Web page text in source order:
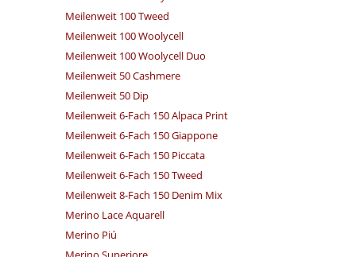
Meilenweit 100 Tweed
Meilenweit 100 Woolycell
Meilenweit 100 Woolycell Duo
Meilenweit 50 Cashmere
Meilenweit 50 Dip
Meilenweit 6-Fach 150 Alpaca Print
Meilenweit 6-Fach 150 Giappone
Meilenweit 6-Fach 150 Piccata
Meilenweit 6-Fach 150 Tweed
Meilenweit 8-Fach 150 Denim Mix
Merino Lace Aquarell
Merino Piú